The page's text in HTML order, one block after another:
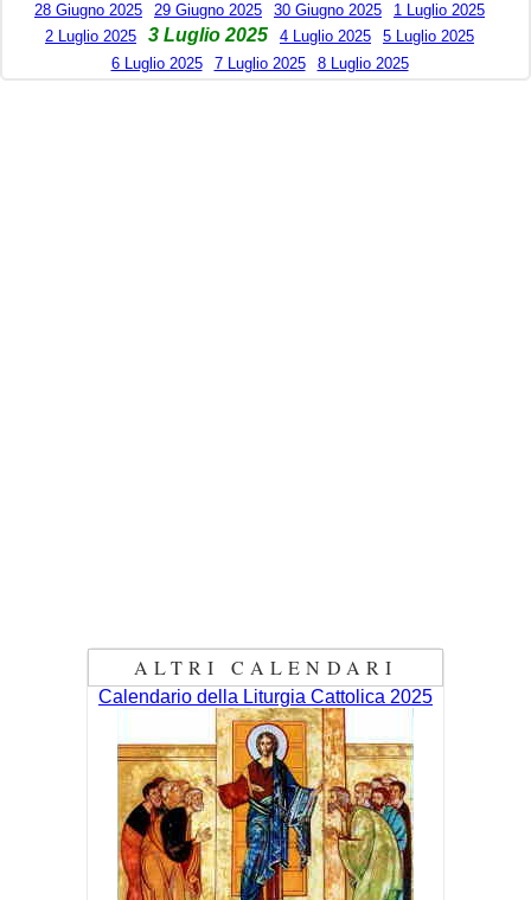
28 Giugno 2025 29 Giugno 2025 30 Giugno 2025
1 Luglio 2025
2 Luglio 2025
3 Luglio 2025 4 Luglio 2025
5 Luglio 2025
6 Luglio 2025
7 Luglio 2025 8 Luglio 2025
ALTRI CALENDARI
Calendario della Liturgia Cattolica 2025